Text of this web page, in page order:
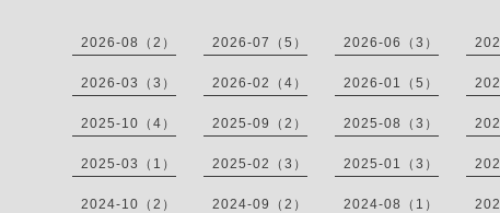
2026-08（2） 2026-07（5） 2026-06（3）
2026-03（3） 2026-02（4） 2026-01（5）
2025-10（4） 2025-09（2） 2025-08（3）
2025-03（1） 2025-02（3） 2025-01（3）
2024-10（2） 2024-09（2） 2024-08（1）